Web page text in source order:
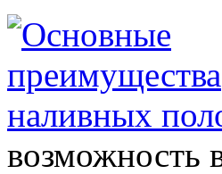
возможность